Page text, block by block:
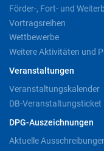
Förder-, Fort- und
Vortragsreihen
Wettbewerbe
Weitere Aktivitäten und
Veranstaltungen
Veranstaltungskalender
DB-Veranstaltungsticket
DPG-Auszeichnungen
Aktuelle